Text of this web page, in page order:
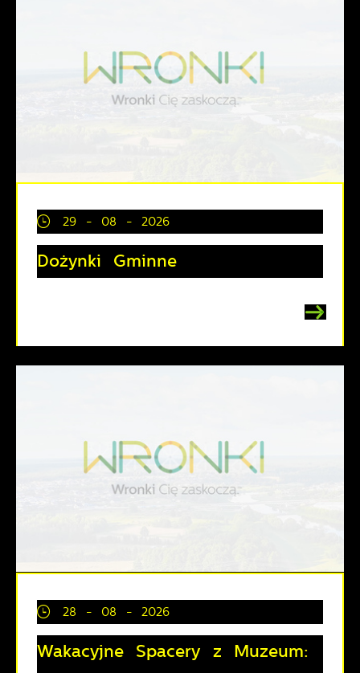
29 - 08 - 2026
Dożynki Gminne
28 - 08 - 2026
Wakacyjne Spacery z Muzeum: